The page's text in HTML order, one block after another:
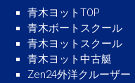
青木ヨットTOP
青木ボートスクール
青木ヨットスクール
青木ヨット中古艇
Zen24外洋クルーザー